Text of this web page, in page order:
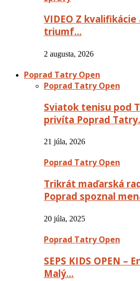
VIDEO Z
triumf…
2 augusta, 2026
Poprad Tatry Open
Poprad Tatry Open
Sviatok tenisu pod
privíta Poprad
21 júla, 2026
Poprad Tatry Open
Trikrát maďarská
Poprad spoznal
20 júla, 2025
Poprad Tatry Open
SEPS KIDS OPEN –
Malý…